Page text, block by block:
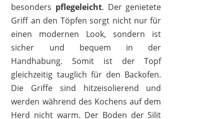
besonders pflegeleicht. Der genietete
Griff an den Töpfen sorgt nicht nur für
einen modernen Look, sondern ist
sicher und bequem in der
Handhabung. Somit ist der Topf
gleichzeitig tauglich für den Backofen.
Die Griffe sind hitzeisolierend und
werden während des Kochens auf dem
Herd nicht warm. Der Boden der Silit